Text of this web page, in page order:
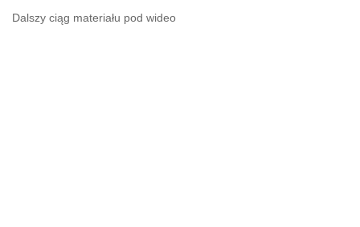
Dalszy ciąg materiału pod wideo